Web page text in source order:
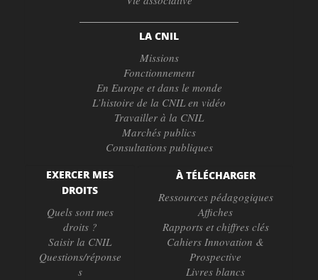
LA CNIL
Missions
Fonctionnement
En Europe et dans le monde
L’histoire de la CNIL en vidéo
Travailler à la CNIL
Marchés publics
Consultations publiques
EXERCER MES
DROITS
Quels sont mes
droits ?
Saisir la CNIL
Questions/réponse
s
À TÉLÉCHARGER
Ressources pédagogiques
Affiches
Rapports et chiffres clés
Cahiers Innovation &
Prospective
Livres blancs